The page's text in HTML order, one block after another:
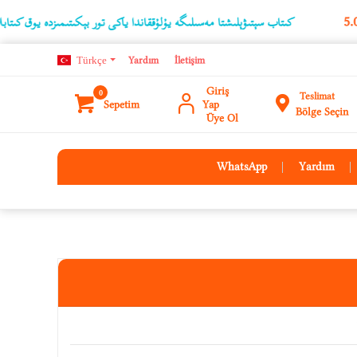
كىتاب سېتىۋېلىشتا مەسىلىگە يۇلۇققاندا ياكى تور بېكىتىمىزدە يوق كىتابلارنىڭ
Türkçe Yardım İletişim
Teslimat
Bölge Seçin
Giriş
Yap
Üye Ol
0
Sepetim
Yardım
WhatsApp